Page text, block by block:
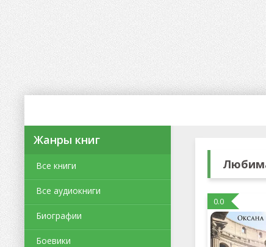
Жанры книг
Все книги
Все аудиокниги
Биографии
Боевики
0.0